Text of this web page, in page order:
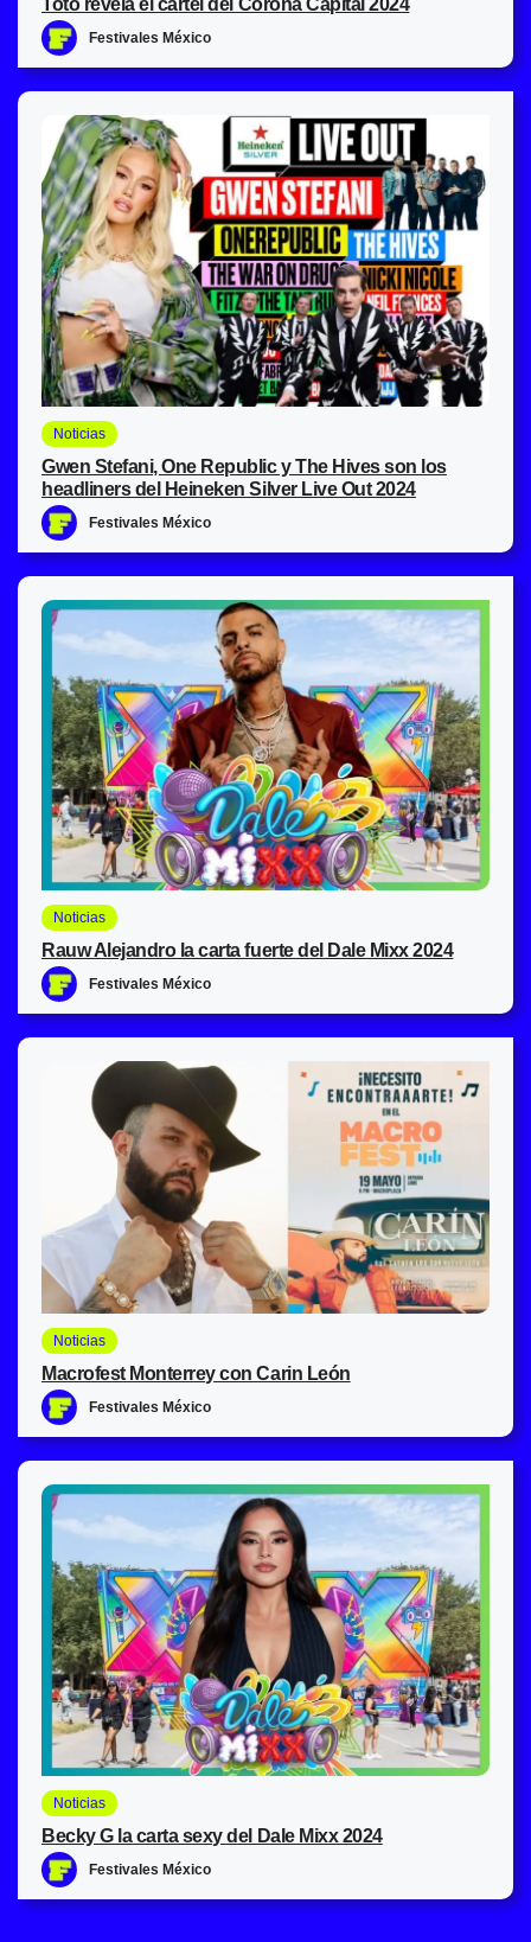
Toto revela el cartel del Corona Capital 2024
Festivales México
Noticias
Gwen Stefani, One Republic y The Hives son los
headliners del Heineken Silver Live Out 2024
Festivales México
Noticias
Rauw Alejandro la carta fuerte del Dale Mixx 2024
Festivales México
Noticias
Macrofest Monterrey con Carin León
Festivales México
Noticias
Becky G la carta sexy del Dale Mixx 2024
Festivales México